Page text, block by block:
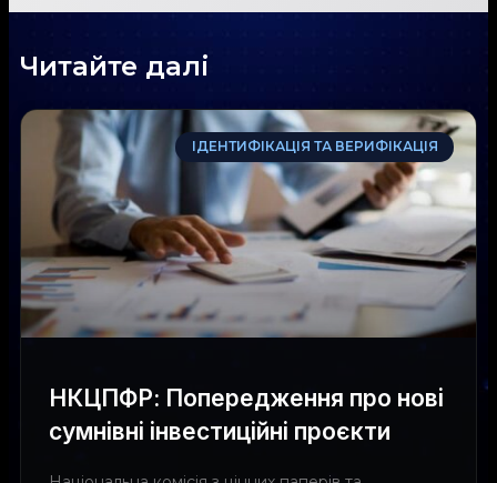
Читайте далі
ІДЕНТИФІКАЦІЯ ТА ВЕРИФІКАЦІЯ
НКЦПФР: Попередження про нові
сумнівні інвестиційні проєкти